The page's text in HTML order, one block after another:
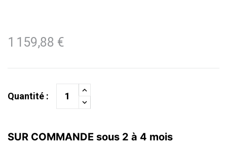
1 159,88 €
Quantité :
SUR COMMANDE sous 2 à 4 mois